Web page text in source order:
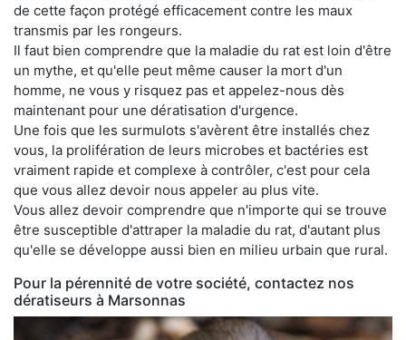
de cette façon protégé efficacement contre les maux
transmis par les rongeurs.
Il faut bien comprendre que la maladie du rat est loin d'être
un mythe, et qu'elle peut même causer la mort d'un
homme, ne vous y risquez pas et appelez-nous dès
maintenant pour une dératisation d'urgence.
Une fois que les surmulots s'avèrent être installés chez
vous, la prolifération de leurs microbes et bactéries est
vraiment rapide et complexe à contrôler, c'est pour cela
que vous allez devoir nous appeler au plus vite.
Vous allez devoir comprendre que n'importe qui se trouve
être susceptible d'attraper la maladie du rat, d'autant plus
qu'elle se développe aussi bien en milieu urbain que rural.
Pour la pérennité de votre société, contactez nos
dératiseurs à Marsonnas